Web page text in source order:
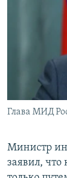
СОЦИАЛЬНЫЕ
Все
Глава МИД
Министр
заявил,